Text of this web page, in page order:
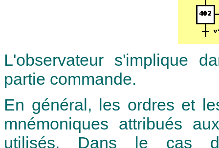
L'observateur s'implique
partie commande.
En général, les ordres et
mnémoniques attribués
utilisés. Dans le cas